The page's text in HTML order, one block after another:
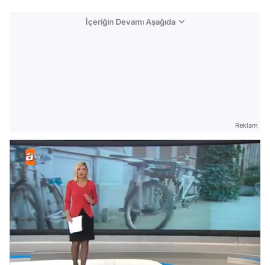
İçeriğin Devamı Aşağıda
Reklam
Video
Test